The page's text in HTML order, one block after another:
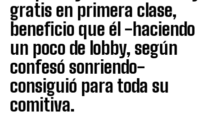
gratis en primera clase,
beneficio que él -haciendo
un poco de lobby, según
confesó sonriendo-
consiguió para toda su
comitiva.